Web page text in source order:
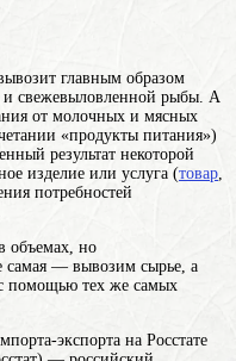
главным образом
и свежевыловленной рыбы. А
от молочных и мясных
«продукты питания»)
результат некоторой
изделие или услуга (товар
потребностей
объемах, но
самая — вывозим сырье, а
помощью тех же самых
экспорта на Росстате